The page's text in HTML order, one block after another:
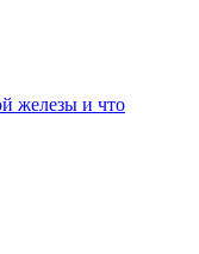
железы и что